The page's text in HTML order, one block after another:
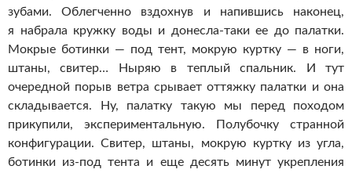
зубами. Облегченно вздохнув и напившись наконец,
я набрала кружку воды и донесла-таки ее до палатки.
Мокрые ботинки — под тент, мокрую куртку — в ноги,
штаны, свитер… Ныряю в теплый спальник. И тут
очередной порыв ветра срывает оттяжку палатки и она
складывается. Ну, палатку такую мы перед походом
прикупили, экспериментальную. Полубочку странной
конфигурации. Свитер, штаны, мокрую куртку из угла,
ботинки из-под тента и еще десять минут укрепления